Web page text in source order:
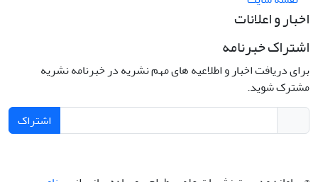
اخبار و اعلانات
اشتراک خبرنامه
برای دریافت اخبار و اطلاعیه های مهم نشریه در خبرنامه نشریه
مشترک شوید.
اشتراک